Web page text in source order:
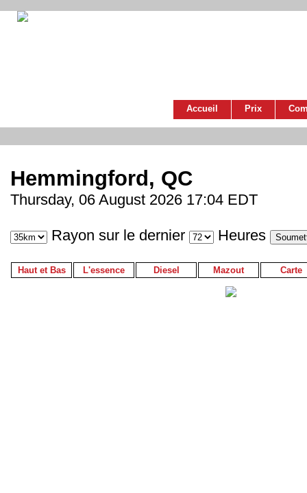
Accueil Prix
Hemmingford, QC
Thursday, 06 August 2026 17:04 EDT
Rayon sur le dernier Heures
Haut et Bas L'essence Diesel Mazout Carte